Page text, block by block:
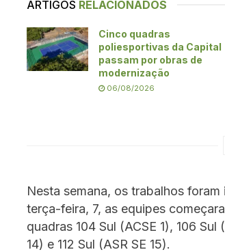
ARTIGOS RELACIONADOS
Cinco quadras
poliesportivas da Capital
passam por obras de
modernização
06/08/2026
Nesta semana, os trabalhos
terça-feira, 7, as equipes
quadras 104 Sul (ACSE 1), 106
14) e 112 Sul (ASR SE 15).